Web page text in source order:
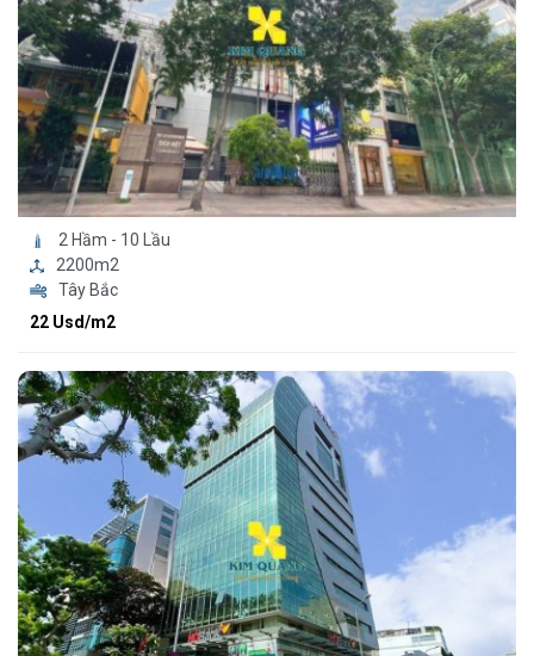
2 Hầm - 10 Lầu
2200m2
Tây Bắc
22 Usd/m2